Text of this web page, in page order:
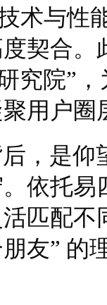
术与性
契合。
究院”
用户圈
，是仰
依托易
匹配不
友” 的